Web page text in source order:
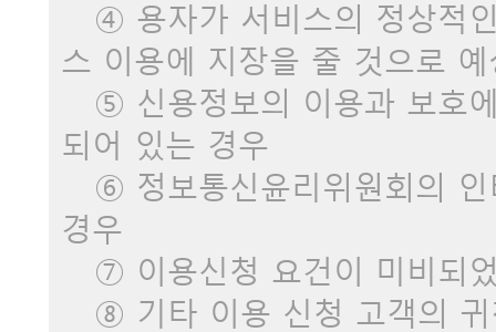
④ 용자가 서비스의 정상적
스 이용에 지장을 줄 것으로
⑤ 신용정보의 이용과 보호
되어 있는 경우
⑥ 정보통신윤리위원회의 인
경우
⑦ 이용신청 요건이 미비되
⑧ 기타 이용 신청 고객의 귀